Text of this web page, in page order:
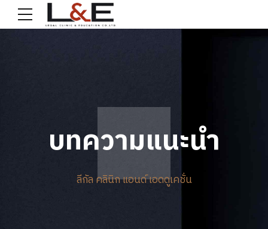
บทความแนะนำ
ลีกัล คลินิก แอนด์ เอดดูเคชั่น